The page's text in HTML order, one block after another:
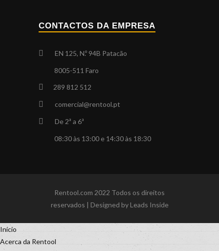
CONTACTOS DA EMPRESA
EN 125, N.º 94B Patacão
8005-511 Faro
289 812 512
comercial@rentool.pt
De 2ª a 6ª
08:30 às 13:00 e 14:30 às 18:30
Rentool.com 2022 Todos os direitos
reservados | Designed byLeads Inside
Início
Acerca da Rentool